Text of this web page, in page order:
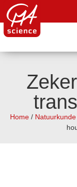
Home/ Natuurkunde